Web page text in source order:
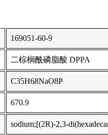
169051-60-9
二棕榈酰磷脂酸 DPPA
C35H68NaO8P
670.9
sodium;[(2R)-2,3-